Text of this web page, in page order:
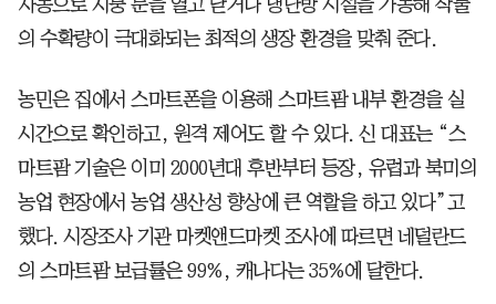
자동으로 지붕 문을 열고 닫거나 냉난방 시설을 가동해 작물
의 수확량이 극대화되는 최적의 생장 환경을 맞춰 준다.
농민은 집에서 스마트폰을 이용해 스마트팜 내부 환경을 실
시간으로 확인하고, 원격 제어도 할 수 있다. 신 대표는 “스
마트팜 기술은 이미 2000년대 후반부터 등장, 유럽과 북미의
농업 현장에서 농업 생산성 향상에 큰 역할을 하고 있다”고
했다. 시장조사 기관 마켓앤드마켓 조사에 따르면 네덜란드
의 스마트팜 보급률은 99%, 캐나다는 35%에 달한다.